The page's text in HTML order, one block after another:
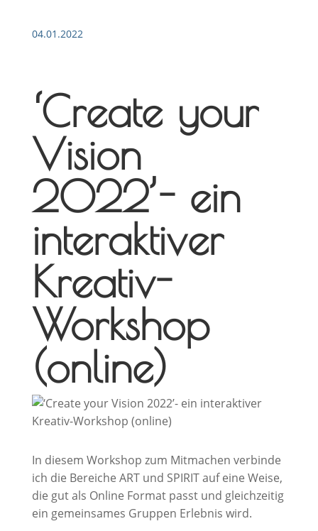
04.01.2022
‘Create your
Vision
2022’- ein
interaktiver
Kreativ-
Workshop
(online)
In diesem Workshop zum Mitmachen verbinde
ich die Bereiche ART und SPIRIT auf eine Weise,
die gut als Online Format passt und gleichzeitig
ein gemeinsames Gruppen Erlebnis wird.